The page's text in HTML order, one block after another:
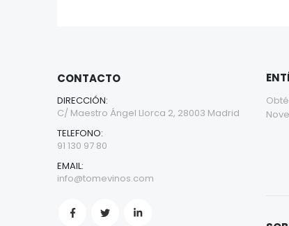
CONTACTO
DIRECCIÓN:
C/ Maestro Ángel Llorca 2, 28003 Madrid
TELEFONO:
91 130 97 80
EMAIL:
info@tomevinos.com